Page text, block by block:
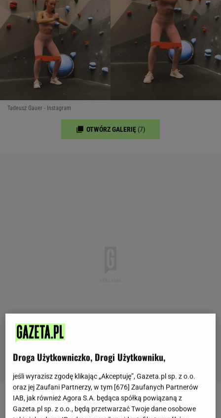
Tadeusz Gauer - Instagram
OTWÓRZ GALERIĘ (7)
Angelika Mucha kiedyś wyznała, że miała ogromne
Droga Użytkowniczko, Drogi Użytkowniku,
jeśli wyrazisz zgodę klikając „Akceptuję”, Gazeta.pl sp. z o.o.
oraz jej Zaufani Partnerzy, w tym [676] Zaufanych Partnerów
IAB, jak również Agora S.A. będąca spółką powiązaną z
Gazeta.pl sp. z o.o., będą przetwarzać Twoje dane osobowe